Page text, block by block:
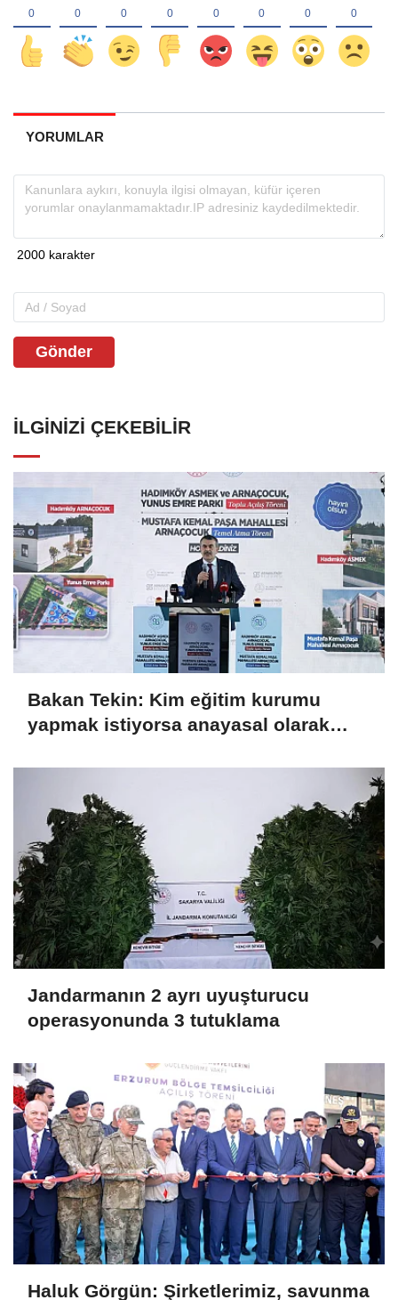
YORUMLAR
Gönder
İLGINIZI ÇEKEBILIR
Bakan Tekin: Kim eğitim kurumu
yapmak istiyorsa anayasal olarak
Jandarmanın 2 ayrı uyuşturucu
operasyonunda 3 tutuklama
Haluk Görgün: Şirketlerimiz, savunma